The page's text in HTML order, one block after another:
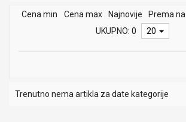
Cena min Cena max Najnovije Prema
UKUPNO: 0
20
Trenutno nema artikla za date kategorije